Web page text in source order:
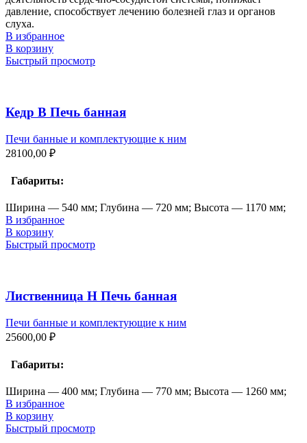
давление, способствует лечению болезней глаз и органов
слуха.
В избранное
В корзину
Быстрый просмотр
Кедр В Печь банная
Печи банные и комплектующие к ним
28100,00 ₽
Габариты:
Ширина — 540 мм; Глубина — 720 мм; Высота — 1170 мм;
В избранное
В корзину
Быстрый просмотр
Лиственница Н Печь банная
Печи банные и комплектующие к ним
25600,00 ₽
Габариты:
Ширина — 400 мм; Глубина — 770 мм; Высота — 1260 мм;
В избранное
В корзину
Быстрый просмотр